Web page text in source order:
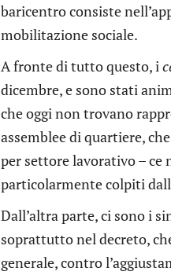
baricentro consiste
mobilitazione sociale.
A fronte di tutto questo, i
dicembre, e sono stati
che oggi non trovano
assemblee di quartiere,
per settore lavorativo – ce
particolarmente colpiti
Dall’altra parte, ci sono i
soprattutto nel decreto,
generale, contro